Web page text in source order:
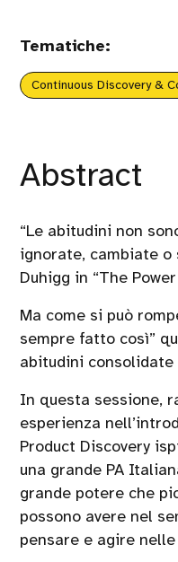
Tematiche:
Continuous Discovery &
Abstract
“Le abitudini non
ignorate, cambiate o
Duhigg in “The
Ma come si può
sempre fatto così”
abitudini
In questa sessione,
esperienza
Product Discovery
una grande PA
grande potere che
possono avere nel
pensare e agire